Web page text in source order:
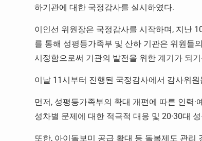
하기관에 대한 국정감사를 실시하였다.
이인선 위원장은 국정감사를 시작하며, 지난
를 통해 성평등가족부 및 산하 기관은 위원들
시정함으로써 기관의 발전을 위한 계기가 되
이날 11시부터 진행된 국정감사에서 감사위
먼저, 성평등가족부의 확대 개편에 따른 인력
성차별 문제에 대한 적극적 대응 및 20·30대
또한, 아이돌보미 공급 확대 등 돌봄제도 관리